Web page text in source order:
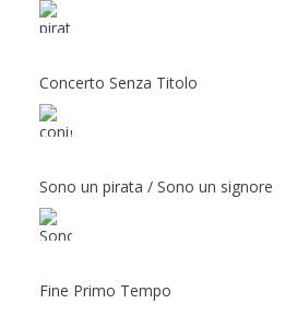
Concerto Senza Titolo
Sono un pirata / Sono un signore
Fine Primo Tempo